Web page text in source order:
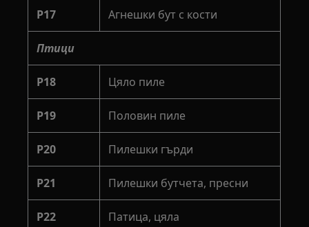
P17 Агнешки бут с кости
Птици
P18 Цяло пиле
P19 Половин пиле
P20 Пилешки гърди
P21 Пилешки бутчета, пресни
P22 Патица, цяла